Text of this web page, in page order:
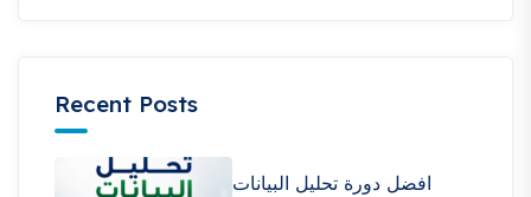
Recent Posts
افضل دورة تحليل البيانات